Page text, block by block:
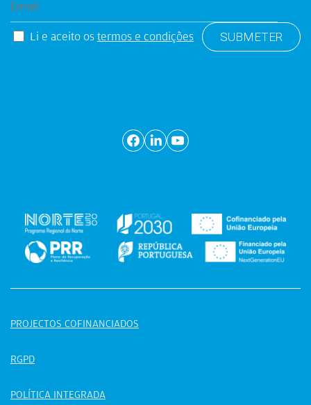
Li e aceito os termos e condições
PROJECTOS COFINANCIADOS
RGPD
POLÍTICA INTEGRADA